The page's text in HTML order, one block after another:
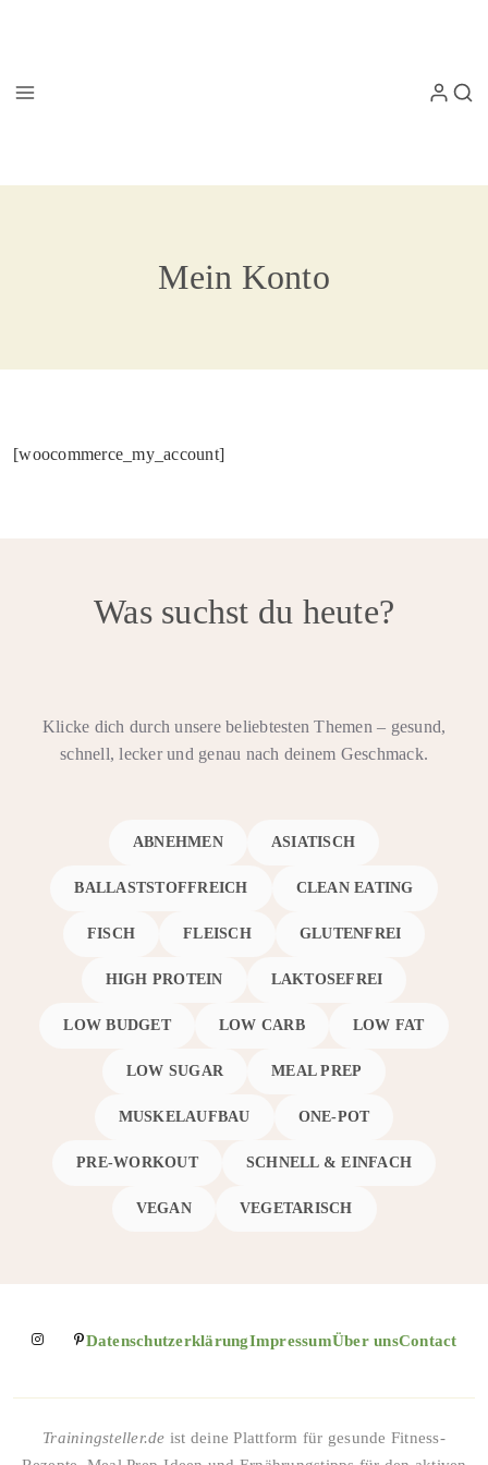
Mein Konto
[woocommerce_my_account]
Was suchst du heute?
Klicke dich durch unsere beliebtesten Themen – gesund,
schnell, lecker und genau nach deinem Geschmack.
ABNEHMEN ASIATISCH
BALLASTSTOFFREICH CLEAN EATING
FISCH FLEISCH GLUTENFREI
HIGH PROTEIN LAKTOSEFREI
LOW BUDGET LOW CARB LOW FAT
LOW SUGAR MEAL PREP
MUSKELAUFBAU ONE-POT
PRE-WORKOUT SCHNELL & EINFACH
VEGAN VEGETARISCH
DatenschutzerklärungImpressumÜber unsContact
Trainingsteller.de ist deine Plattform für gesunde Fitness-